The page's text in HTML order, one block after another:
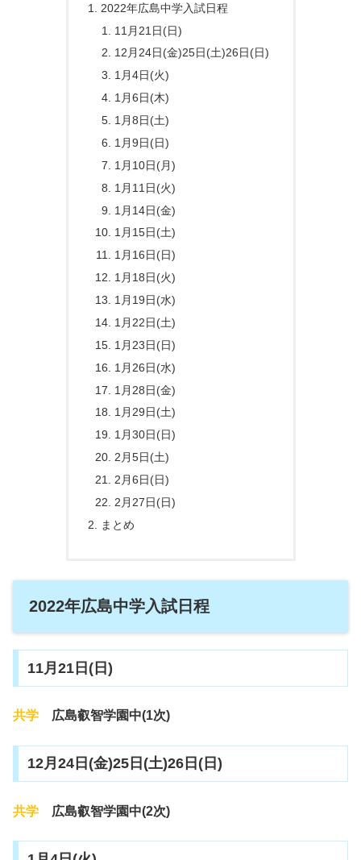
2022年広島中学入試日程
11月21日(日)
12月24日(金)25日(土)26日(日)
1月4日(火)
1月6日(木)
1月8日(土)
1月9日(日)
1月10日(月)
1月11日(火)
1月14日(金)
1月15日(土)
1月16日(日)
1月18日(火)
1月19日(水)
1月22日(土)
1月23日(日)
1月26日(水)
1月28日(金)
1月29日(土)
1月30日(日)
2月5日(土)
2月6日(日)
2月27日(日)
まとめ
2022年広島中学入試日程
11月21日(日)
共学 広島叡智学園中(1次)
12月24日(金)25日(土)26日(日)
共学 広島叡智学園中(2次)